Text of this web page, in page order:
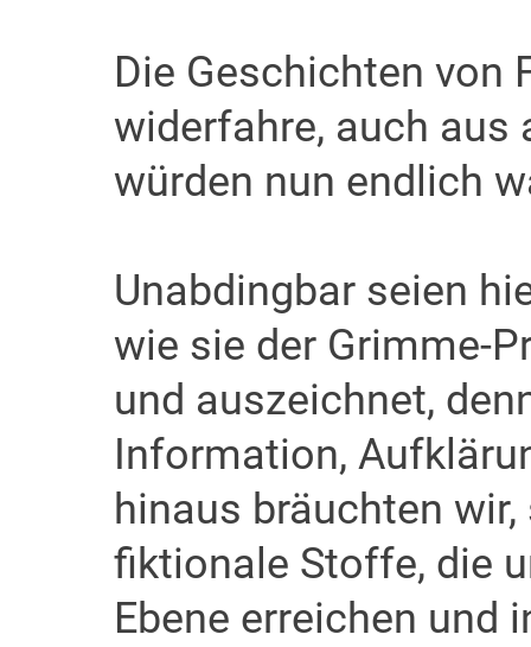
Die Geschichten von
widerfahre, auch aus
würden nun endlich
Unabdingbar seien
wie sie der Grimme-
und auszeichnet,
Information,
hinaus bräuchten wir,
fiktionale Stoffe, die
Ebene erreichen und